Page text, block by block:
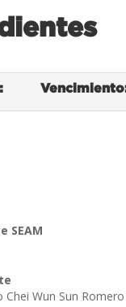
SEAM
Chei Wun Sun Romero